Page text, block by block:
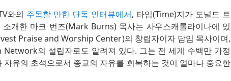
와의 주목할 만한 단독 인터뷰에서, 타임(Time)지가 도널드 트
개한 마크 번즈(Mark Burns) 목사는 사우스캐롤라이나에 있
Praise and Worship Center)의 창립자이자 담임 목사이며,
의 설립자로도 알려져 있다. 그는 전 세계 수백만 가정
유의 초석으로서 종교의 자유를 회복하는 것이 얼마나 중요한